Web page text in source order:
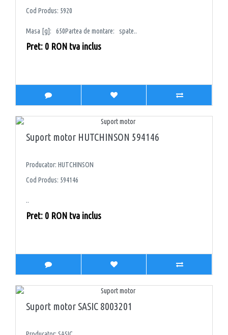
Cod Produs: 5920
Masa [g]: 650Partea de montare: spate..
Pret: 0 RON tva inclus
Suport motor HUTCHINSON 594146
Producator: HUTCHINSON
Cod Produs: 594146
..
Pret: 0 RON tva inclus
Suport motor SASIC 8003201